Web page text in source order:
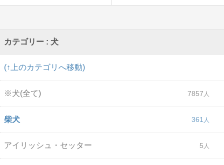
カテゴリー : 犬
(↑上のカテゴリへ移動)
※犬(全て) 7857
柴犬 361
アイリッシュ・セッター 5